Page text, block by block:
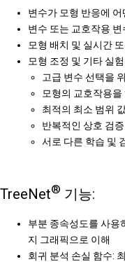
변수가 모형 반응에
변수 또는 교호작용
모형 배치 및 실시간
모형 조정 및 기타 실
고급 변수 선택을
모형의 교호작용
최적의 최소 범위
반복적인 상호 검
서로 다른 학습 및
TreeNet® 기능:
부분 종속성도를 사용
지 그래픽으로 이해
회귀 분석 손실 함수: